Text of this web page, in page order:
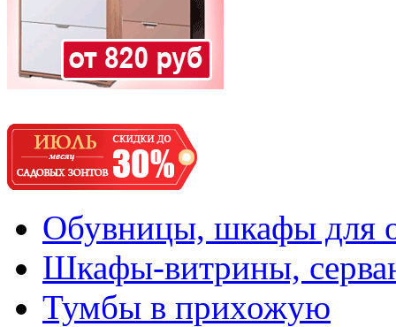
Обувницы, шкафы для
Шкафы-витрины,
Тумбы в прихожую